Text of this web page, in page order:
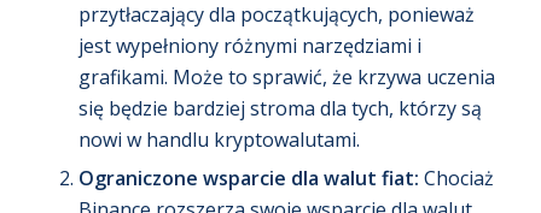
przytłaczający dla początkujących, ponieważ
jest wypełniony różnymi narzędziami i
grafikami. Może to sprawić, że krzywa uczenia
się będzie bardziej stroma dla tych, którzy są
nowi w handlu kryptowalutami.
Ograniczone wsparcie dla walut fiat: Chociaż